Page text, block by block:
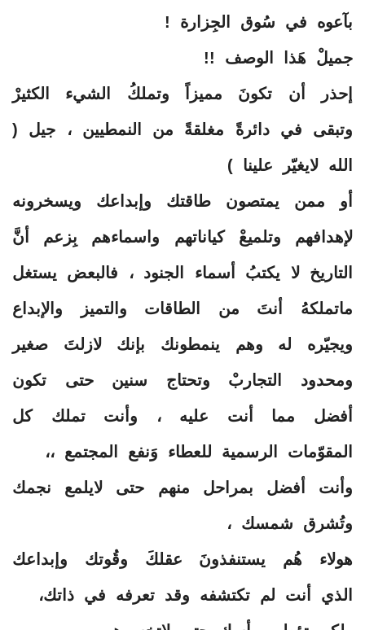
بآعوه في سُوق الجِزارة !
جميلْ هَذا الوصف !!
إحذر أن تكونَ مميزاً وتملكُ الشيء الكثيرْ
وتبقى في دائرةً مغلقةً من النمطيين ، جيل (
الله لايغيّر علينا )
أو ممن يمتصون طاقتك وإبداعك ويسخرونه
لإهدافهم وتلميعْ كياناتهم واسماءهم بِزعم أنَّ
التاريخ لا يكتبُ أسماء الجنود ، فالبعض يستغل
ماتملكهُ أنتَ من الطاقات والتميز والإبداع
ويجيّره له وهم ينمطونك بإنك لازلتَ صغير
ومحدود التجاربْ وتحتاج سنين حتى تكون
أفضل مما أنت عليه ، وأنت تملك كل
المقوّمات الرسمية للعطاء وَنفع المجتمع ،،
وأنت أفضل بمراحل منهم حتى لايلمع نجمك
وتُشرق شمسك ،
هولاء هُم يستنفذونَ عقلكَ وقُوتك وإبداعك
الذي أنت لم تكتشفه وقد تعرفه في ذاتك،